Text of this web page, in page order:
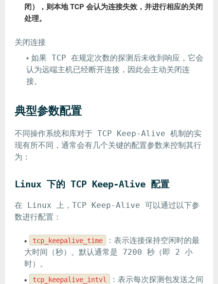
闭），则本地 TCP 会认为连接失效，并进行相应的关闭
处理。
关闭连接
如果 TCP 在规定次数的探测后未收到响应，它会
认为远端主机已经断开连接，因此会主动关闭连
接。
典型参数配置
不同操作系统和库对于 TCP Keep-Alive 机制的实
现有所不同，通常会有几个关键的配置参数来控制其行
为：
Linux 下的 TCP Keep-Alive 配置
在 Linux 上，TCP Keep-Alive 可以通过以下参
数进行配置：
tcp_keepalive_time
：表示连接保持空闲时的最
大时间（秒）。默认通常是 7200 秒（即 2 小
时）。
tcp_keepalive_intvl
：表示每次探测包发送之间